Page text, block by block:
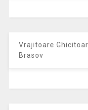
Vrajitoare
Brasov